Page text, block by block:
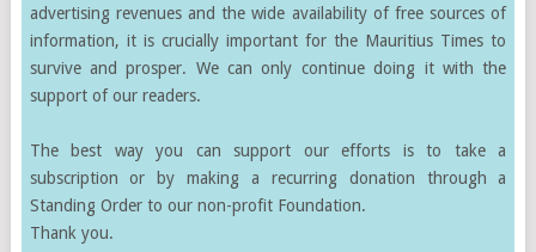
advertising revenues and the wide availability of free sources of
information, it is crucially important for the Mauritius Times to
survive and prosper. We can only continue doing it with the
support of our readers.
The best way you can support our efforts is to take a
subscription or by making a recurring donation through a
Standing Order to our non-profit Foundation.
Thank you.